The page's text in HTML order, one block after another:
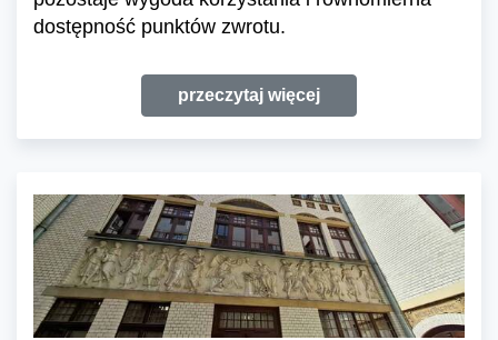
dostępność punktów zwrotu.
przeczytaj więcej